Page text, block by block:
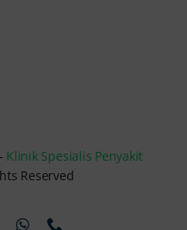
Klinik Spesialis Penyakit
Reserved